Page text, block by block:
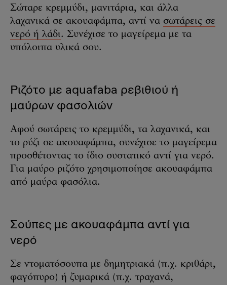
Σώταρε κρεμμύδι, μανιτάρια, και άλλα
λαχανικά σε ακουαφάμπα, αντί να σωτάρεις σε
νερό ή λάδι. Συνέχισε το μαγείρεμα με τα
υπόλοιπα υλικά σου.
Ριζότο με aquafaba ρεβιθιού ή
μαύρων φασολιών
Αφού σωτάρεις το κρεμμύδι, τα λαχανικά, και
το ρύζι σε ακουαφάμπα, συνέχισε το μαγείρεμα
προσθέτοντας το ίδιο συστατικό αντί για νερό.
Για μαύρο ριζότο χρησιμοποίησε ακουαφάμπα
από μαύρα φασόλια.
Σούπες με ακουαφάμπα αντί για
νερό
Σε ντοματόσουπα με δημητριακά (π.χ. κριθάρι,
φαγόπυρο) ή ζυμαρικά (π.χ. τραχανά,